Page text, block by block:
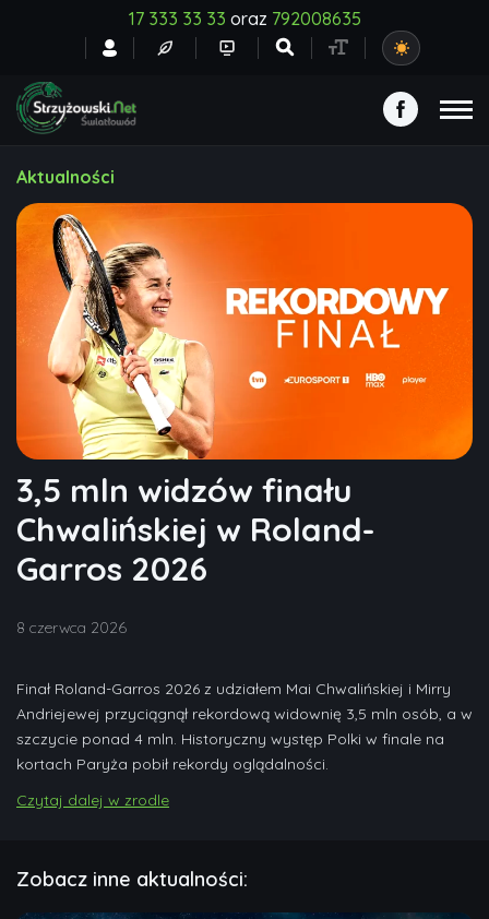
17 333 33 33 oraz 792008635
Aktualności
3,5 mln widzów finału
Chwalińskiej w Roland-
Garros 2026
8 czerwca 2026
Finał Roland-Garros 2026 z udziałem Mai Chwalińskiej i Mirry
Andriejewej przyciągnął rekordową widownię 3,5 mln osób, a w
szczycie ponad 4 mln. Historyczny występ Polki w finale na
kortach Paryża pobił rekordy oglądalności.
Czytaj dalej w zrodle
Zobacz inne aktualności: